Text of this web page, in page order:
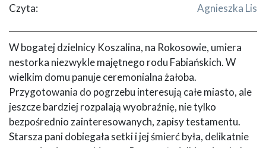
Czyta:
Agnieszka Lis
W bogatej dzielnicy Koszalina, na Rokosowie, umiera
nestorka niezwykle majętnego rodu Fabiańskich. W
wielkim domu panuje ceremonialna żałoba.
Przygotowania do pogrzebu interesują całe miasto, ale
jeszcze bardziej rozpalają wyobraźnię, nie tylko
bezpośrednio zainteresowanych, zapisy testamentu.
Starsza pani dobiegała setki i jej śmierć była, delikatnie